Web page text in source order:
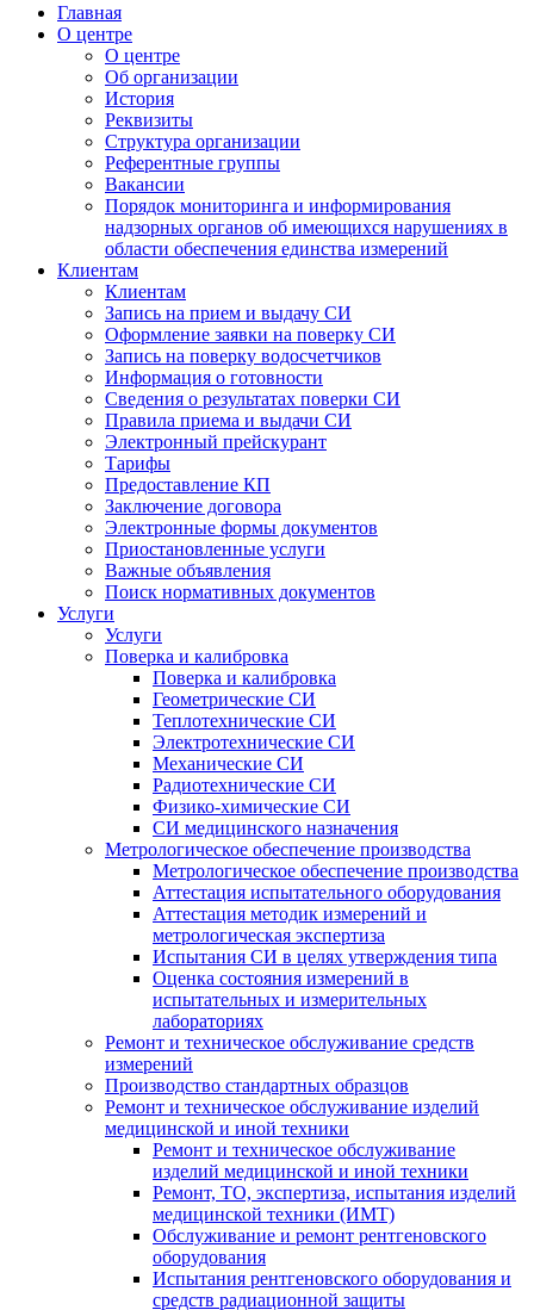
Главная
О центре
О центре
Об организации
История
Реквизиты
Структура организации
Референтные группы
Вакансии
Порядок мониторинга и информирования
надзорных органов об имеющихся нарушениях в
области обеспечения единства измерений
Клиентам
Клиентам
Запись на прием и выдачу СИ
Оформление заявки на поверку СИ
Запись на поверку водосчетчиков
Информация о готовности
Сведения о результатах поверки СИ
Правила приема и выдачи СИ
Электронный прейскурант
Тарифы
Предоставление КП
Заключение договора
Электронные формы документов
Приостановленные услуги
Важные объявления
Поиск нормативных документов
Услуги
Услуги
Поверка и калибровка
Поверка и калибровка
Геометрические СИ
Теплотехнические СИ
Электротехнические СИ
Механические СИ
Радиотехнические СИ
Физико-химические СИ
СИ медицинского назначения
Метрологическое обеспечение производства
Метрологическое обеспечение производства
Аттестация испытательного оборудования
Аттестация методик измерений и
метрологическая экспертиза
Испытания СИ в целях утверждения типа
Оценка состояния измерений в
испытательных и измерительных
лабораториях
Ремонт и техническое обслуживание средств
измерений
Производство стандартных образцов
Ремонт и техническое обслуживание изделий
медицинской и иной техники
Ремонт и техническое обслуживание
изделий медицинской и иной техники
Ремонт, ТО, экспертиза, испытания изделий
медицинской техники (ИМТ)
Обслуживание и ремонт рентгеновского
оборудования
Испытания рентгеновского оборудования и
средств радиационной защиты